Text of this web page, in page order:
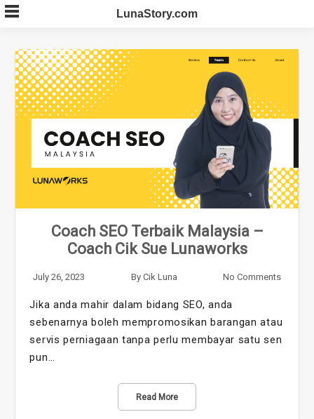
Skip
to
LunaStory.com
Coach SEO Terbaik Malaysia –
Coach Cik Sue Lunaworks
July 26, 2023 By Cik Luna No Comments
Jika anda mahir dalam bidang SEO, anda
sebenarnya boleh mempromosikan barangan atau
servis perniagaan tanpa perlu membayar satu sen
pun…
Read More